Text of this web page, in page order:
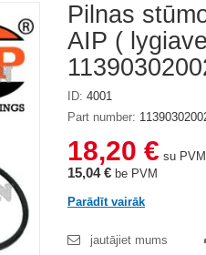
Pilnas
AIP (
ID: 4001
Part number:
18,20 € su PVM
15,04 € be PVM
Parādīt vairāk
jautājiet mums